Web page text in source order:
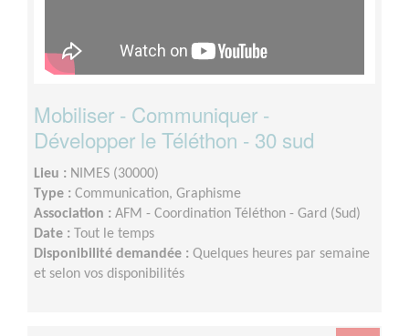
Mobiliser - Communiquer -
Développer le Téléthon - 30 sud
Lieu : NIMES (30000)
Type : Communication, Graphisme
Association : AFM - Coordination Téléthon - Gard (Sud)
Date :
Tout le temps
Disponibilité demandée : Quelques heures par semaine
et selon vos disponibilités